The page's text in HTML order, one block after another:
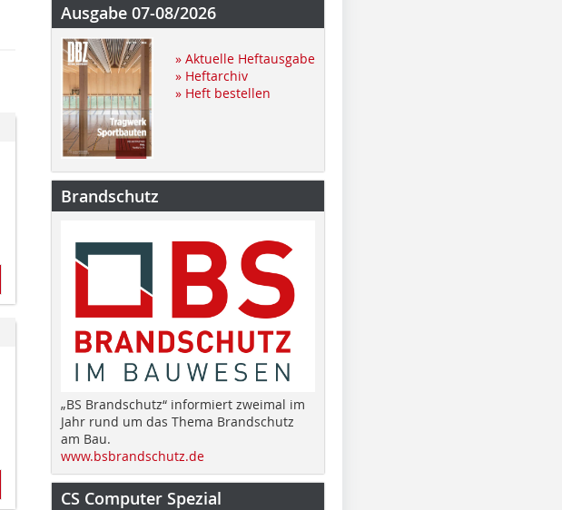
Ausgabe 07-08/2026
» Aktuelle Heftausgabe
» Heftarchiv
» Heft bestellen
Brandschutz
„BS Brandschutz“ informiert zweimal im
Jahr rund um das Thema Brandschutz
am Bau.
www.bsbrandschutz.de
CS Computer Spezial